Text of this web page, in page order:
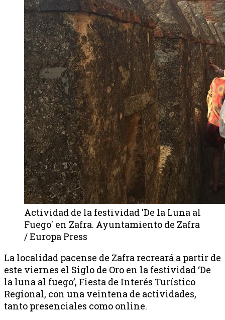
Actividad de la festividad 'De la Luna al
Fuego' en Zafra. Ayuntamiento de Zafra
/ Europa Press
La localidad pacense de Zafra recreará a partir de
este viernes el Siglo de Oro en la festividad ‘De
la luna al fuego’, Fiesta de Interés Turístico
Regional, con una veintena de actividades,
tanto presenciales como online.